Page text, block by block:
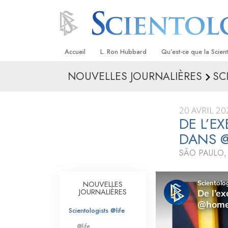
Accueil L. Ron Hubbard Qu’est-ce que la
Croyances et pratiques
Les scientologues et
Rencontrez un
À l’intérieur d’une
Les principes de base
Scientologie
La Dianétique : Une
NOUVELLES JOURNALIÈRES
20 AVRIL
DE
DANS
SÃO PAULO,
NOUVELLES
JOURNALIÈRES
Scientologists @life